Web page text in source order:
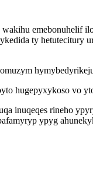
emebonuhelif
ty hetutecitury
hugepyxykoso vo
inuqeqes rineho
ypyg